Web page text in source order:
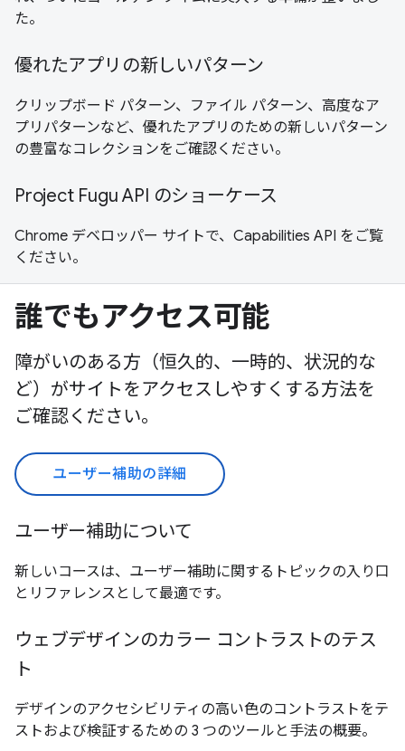
た。
優れたアプリの新しいパターン
クリップボード パターン、ファイル パターン、高度なア
プリパターンなど、優れたアプリのための新しいパターン
の豊富なコレクションをご確認ください。
Project Fugu API のショーケース
Chrome デベロッパー サイトで、Capabilities API をご覧
ください。
誰でもアクセス可能
障がいのある方（恒久的、一時的、状況的な
ど）がサイトをアクセスしやすくする方法を
ご確認ください。
ユーザー補助の詳細
ユーザー補助について
新しいコースは、ユーザー補助に関するトピックの入り口
とリファレンスとして最適です。
ウェブデザインのカラー コントラストのテス
ト
デザインのアクセシビリティの高い色のコントラストをテ
ストおよび検証するための 3 つのツールと手法の概要。